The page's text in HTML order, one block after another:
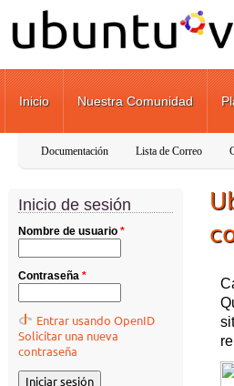
Pasar al contenido principal
Inicio Nuestra Comunidad
Documentación Lista de Correo
Inicio de sesión
Nombre de usuario *
Contraseña *
Entrar usando OpenID
Solicitar una nueva
contraseña